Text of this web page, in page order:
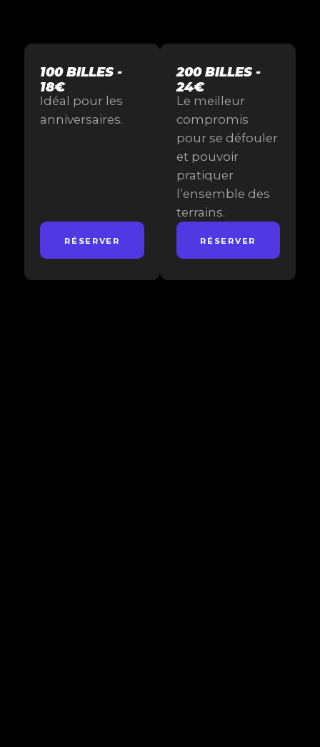
100 BILLES -
18€
Idéal pour les
anniversaires.
RÉSERVER
200 BILLES -
24€
Le meilleur
compromis
pour se défouler
et pouvoir
pratiquer
l’ensemble des
terrains.
RÉSERVER